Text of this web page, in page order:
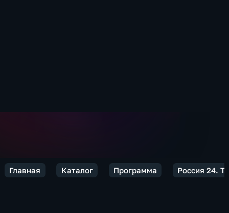
Главная Каталог Программа Россия 24.